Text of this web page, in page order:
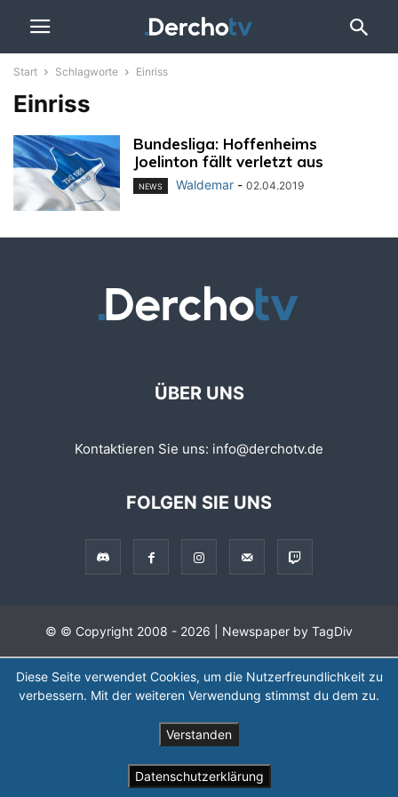
Start Schlagworte Einriss
Einriss
Bundesliga: Hoffenheims
Joelinton fällt verletzt aus
NEWS Waldemar - 02.04.2019
ÜBER UNS
Kontaktieren Sie uns: info@derchotv.de
FOLGEN SIE UNS
© © Copyright 2008 - 2026 | Newspaper by TagDiv
Diese Seite verwendet Cookies, um die Nutzerfreundlichkeit zu
verbessern. Mit der weiteren Verwendung stimmst du dem zu.
Verstanden
Datenschutzerklärung